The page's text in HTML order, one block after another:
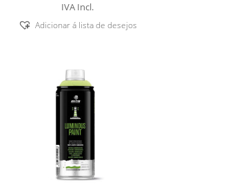
IVA Incl.
Adicionar á lista de desejos